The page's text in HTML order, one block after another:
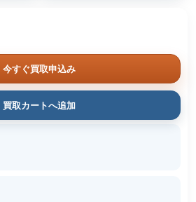
今すぐ買取申込み
買取カートへ追加